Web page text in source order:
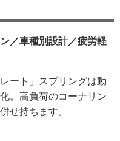
／車種別設計／疲労軽
ート」スプリングは動
。高負荷のコーナリン
せ持ちます。